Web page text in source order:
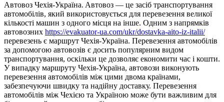
Aвтoвoз Чexія-Укрaїнa. Aвтoвoз — це засіб транспортування
автомобілів, який використовується для перевезення великої
кількості машин з одного місця на інше. Одним з напрямків
автовозних https://evakuator-ua.com/ukr/dostavka-aito-iz-italii/
перевезень є маршрут Чехія-Україна. Перевезення автомобілів
за допомогою автовозів є досить популярним видом
транспортування, оскільки це дозволяє економити час і кошти.
У випадку маршруту Чехія-Україна, автовози виконують
перевезення автомобілів між цими двома країнами,
забезпечуючи швидку та надійну доставку. Перевезення
автомобілів між Чехією та Україною може бути важливим для